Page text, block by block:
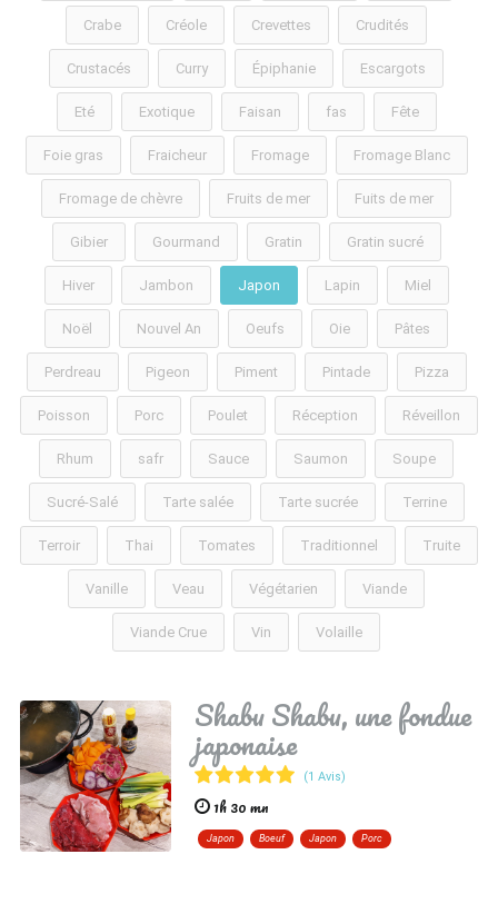
Crabe Créole Crevettes Crudités
Crustacés Curry Épiphanie Escargots
Eté Exotique Faisan fas Fête
Foie gras Fraicheur Fromage Fromage Blanc
Fromage de chèvre Fruits de mer Fuits de mer
Gibier Gourmand Gratin Gratin sucré
Hiver Jambon Japon Lapin Miel
Noël Nouvel An Oeufs Oie Pâtes
Perdreau Pigeon Piment Pintade Pizza
Poisson Porc Poulet Réception Réveillon
Rhum safr Sauce Saumon Soupe
Sucré-Salé Tarte salée Tarte sucrée Terrine
Terroir Thai Tomates Traditionnel Truite
Vanille Veau Végétarien Viande
Viande Crue Vin Volaille
Shabu Shabu, une fondue
japonaise
(1 Avis)
1h 30 mn
Japon Boeuf Japon Porc